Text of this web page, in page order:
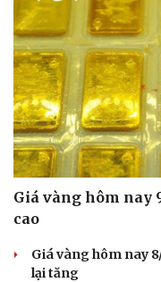
Giá vàng hôm nay
cao
Giá vàng hôm nay
lại tăng